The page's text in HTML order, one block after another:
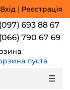
Вхід | Реєстрація
(097) 693 88 67
(066) 790 67 69
пуста